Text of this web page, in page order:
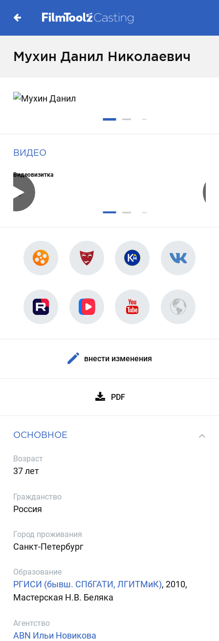
Мухин Данил Николаевич
ВИДЕО
Видеовизитка
внести изменения
PDF
ОСНОВНОЕ
Возраст
37 лет
Гражданство
Россия
Город проживания
Санкт-Петербург
Образование
РГИСИ (бывш. СПбГАТИ, ЛГИТМиК), 2010,
Мастерская Н.В. Беляка
Агентство
ABN Ильи Новикова